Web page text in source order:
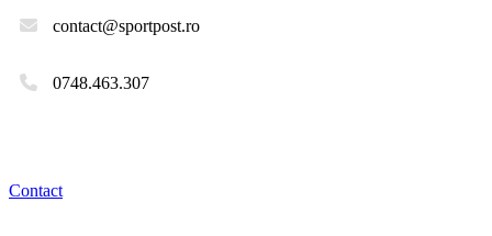
contact@sportpost.ro
0748.463.307
Contact